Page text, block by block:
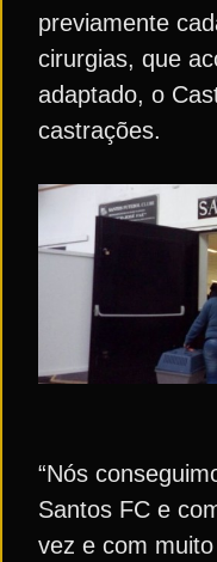
previamente
cirurgias, que
adaptado, o
castrações.
“Nós
Santos FC e
vez e com